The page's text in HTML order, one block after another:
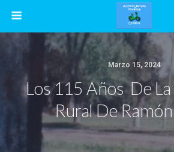
Marzo 15, 2024
Los 115 Años De
Rural De